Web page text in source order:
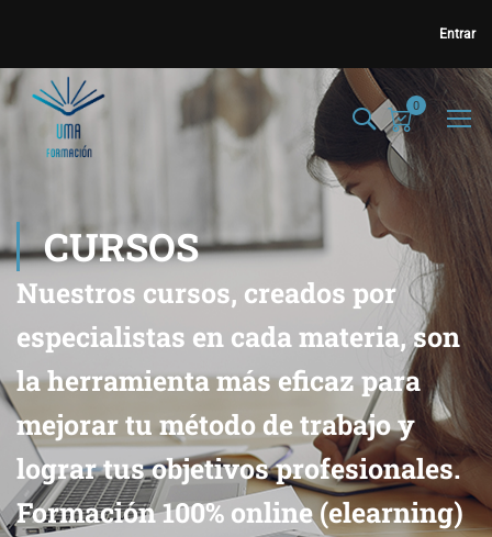
Entrar
0
CURSOS
Nuestros cursos, creados por
especialistas en cada materia, son
la herramienta más eficaz para
mejorar tu método de trabajo y
lograr tus objetivos profesionales.
Formación 100% online (elearning)